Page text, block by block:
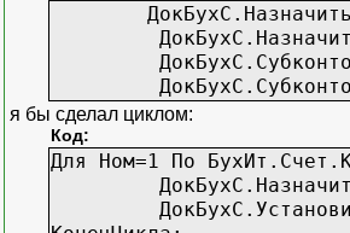
я бы сделал циклом:
Код:
Для Ном=1 По